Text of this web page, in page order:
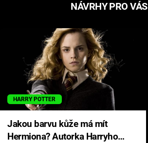
NÁVRHY PRO VÁS
HARRY POTTER
Jakou barvu kůže má mít
Hermiona? Autorka Harryho